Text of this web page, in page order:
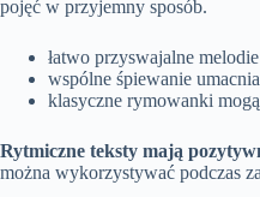
pojęć w przyjemny sposób.
łatwo przyswajalne
wspólne śpiewanie
klasyczne rymowanki
Rytmiczne teksty mają
można wykorzystywać podczas